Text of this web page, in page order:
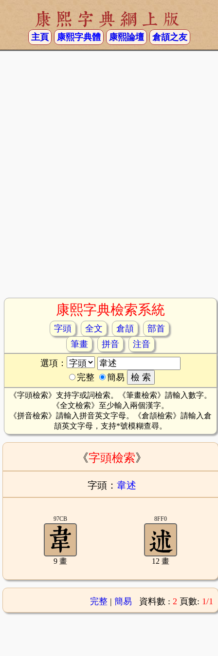
康熙字典網上版
主頁 康熙字典體 康熙論壇 倉頡之友
康熙字典檢索系統
字頭 全文 倉頡
部首
筆畫
拼音
注音
選項：
完整
簡易
《字頭檢索》支持字或詞檢索。《筆畫檢索》請輸入數字。
《全文檢索》至少輸入兩個漢字。
《拼音檢索》請輸入拼音英文字母。《倉頡檢索》請輸入倉
頡英文字母，支持*號模糊查尋。
《字頭檢索》
字頭： 韋述
97CB
9 畫
8FF0
12 畫
完整| 簡易 資料數 : 2 頁數: 1/1